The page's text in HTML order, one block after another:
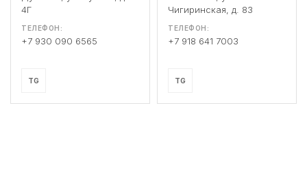
4Г
ТЕЛЕФОН:
+7 930 090 6565
TG
Чигиринская, д. 83
ТЕЛЕФОН:
+7 918 641 7003
TG